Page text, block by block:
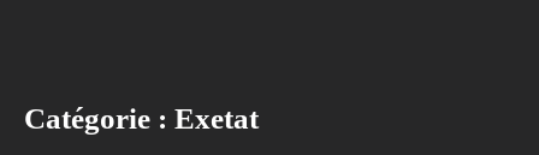
Catégorie : Exetat